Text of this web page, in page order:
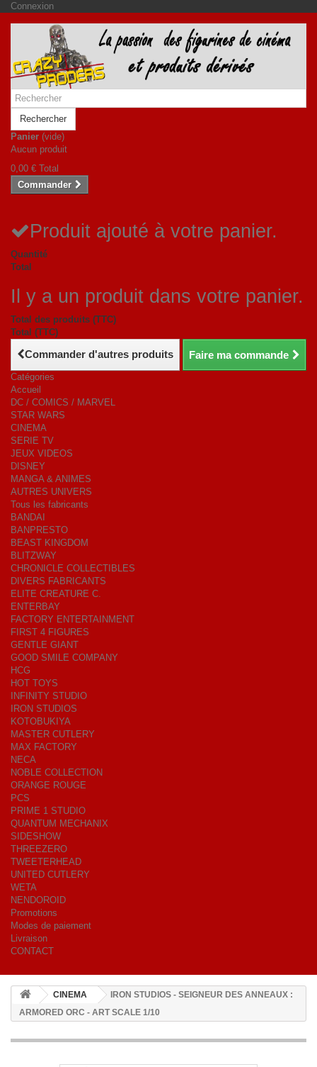
Connexion
Rechercher
Panier (vide)
Aucun produit
0,00 € Total
Commander
Produit ajouté à votre panier.
Quantité
Total
Il y a un produit dans votre panier.
Total des produits (TTC)
Total (TTC)
Commander d'autres produits Faire ma commande
Catégories
Accueil
DC / COMICS / MARVEL
STAR WARS
CINEMA
SERIE TV
JEUX VIDEOS
DISNEY
MANGA & ANIMES
AUTRES UNIVERS
Tous les fabricants
BANDAI
BANPRESTO
BEAST KINGDOM
BLITZWAY
CHRONICLE COLLECTIBLES
DIVERS FABRICANTS
ELITE CREATURE C.
ENTERBAY
FACTORY ENTERTAINMENT
FIRST 4 FIGURES
GENTLE GIANT
GOOD SMILE COMPANY
HCG
HOT TOYS
INFINITY STUDIO
IRON STUDIOS
KOTOBUKIYA
MASTER CUTLERY
MAX FACTORY
NECA
NOBLE COLLECTION
ORANGE ROUGE
PCS
PRIME 1 STUDIO
QUANTUM MECHANIX
SIDESHOW
THREEZERO
TWEETERHEAD
UNITED CUTLERY
WETA
NENDOROID
Promotions
Modes de paiement
Livraison
CONTACT
CINEMA
IRON STUDIOS - SEIGNEUR DES ANNEAUX :
ARMORED ORC - ART SCALE 1/10